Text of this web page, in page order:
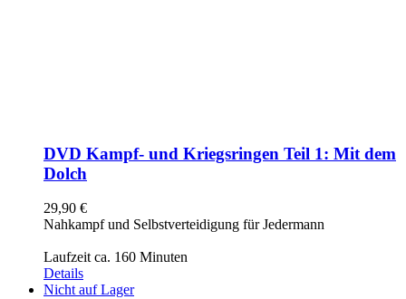
DVD Kampf- und Kriegsringen Teil 1: Mit dem
Dolch
29,90 €
Nahkampf und Selbstverteidigung für Jedermann
Laufzeit ca. 160 Minuten
Details
Nicht auf Lager